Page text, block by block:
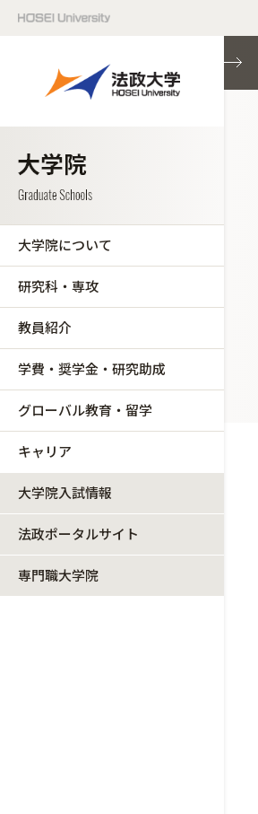
大学院について
研究科・専攻
教員紹介
学費・奨学金・研究助成
グローバル教育・留学
キャリア
大学院入試情報
法政ポータルサイト
専門職大学院